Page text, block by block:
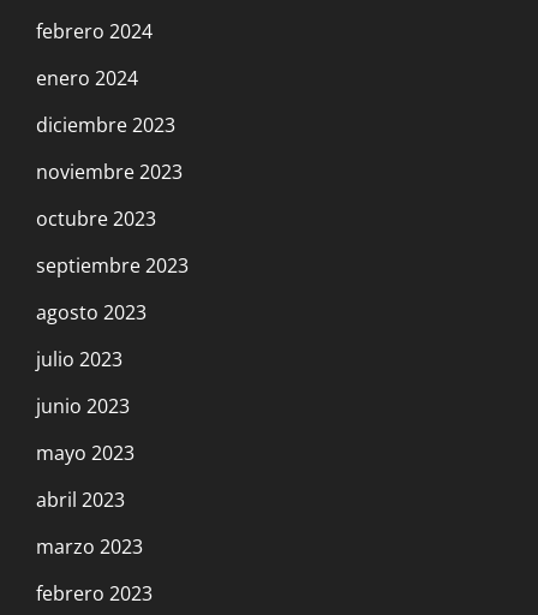
febrero 2024
enero 2024
diciembre 2023
noviembre 2023
octubre 2023
septiembre 2023
agosto 2023
julio 2023
junio 2023
mayo 2023
abril 2023
marzo 2023
febrero 2023